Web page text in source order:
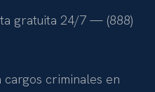
gratuita 24/7 — (888)
cargos criminales en